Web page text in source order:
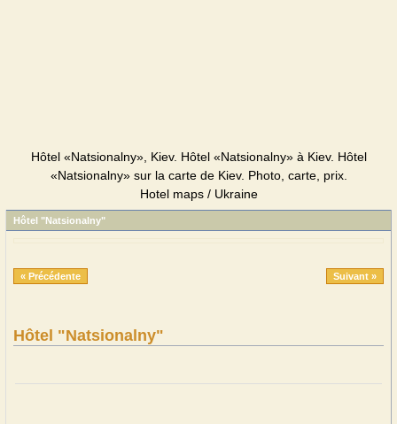
Hôtel «Natsionalny», Kiev. Hôtel «Natsionalny» à Kiev. Hôtel
«Natsionalny» sur la carte de Kiev. Photo, carte, prix.
Hotel maps / Ukraine
Hôtel "Natsionalny"
« Précédente Suivant »
Hôtel "Natsionalny"